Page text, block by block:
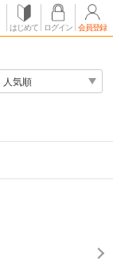
はじめて ログイン 会員登録